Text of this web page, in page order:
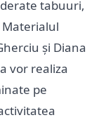
tabuuri,
și Diana
vor realiza
pe